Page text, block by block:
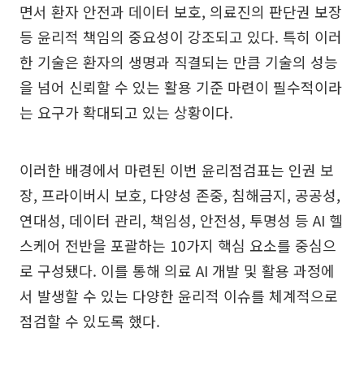
면서 환자 안전과 데이터 보호, 의료진의 판단권 보장
등 윤리적 책임의 중요성이 강조되고 있다. 특히 이러
한 기술은 환자의 생명과 직결되는 만큼 기술의 성능
을 넘어 신뢰할 수 있는 활용 기준 마련이 필수적이라
는 요구가 확대되고 있는 상황이다.
이러한 배경에서 마련된 이번 윤리점검표는 인권 보
장, 프라이버시 보호, 다양성 존중, 침해금지, 공공성,
연대성, 데이터 관리, 책임성, 안전성, 투명성 등 AI 헬
스케어 전반을 포괄하는 10가지 핵심 요소를 중심으
로 구성됐다. 이를 통해 의료 AI 개발 및 활용 과정에
서 발생할 수 있는 다양한 윤리적 이슈를 체계적으로
점검할 수 있도록 했다.